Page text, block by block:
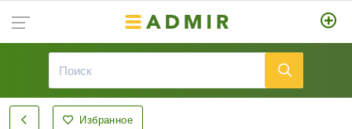
Избранное